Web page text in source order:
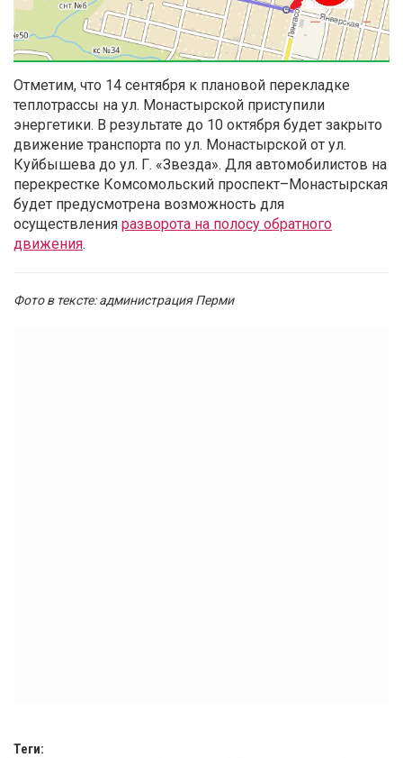
Отметим, что 14 сентября к плановой перекладке
теплотрассы на ул. Монастырской приступили
энергетики. В результате до 10 октября будет закрыто
движение транспорта по ул. Монастырской от ул.
Куйбышева до ул. Г. «Звезда». Для автомобилистов на
перекрестке Комсомольский проспект–Монастырская
будет предусмотрена возможность для
осуществления разворота на полосу обратного
движения.
Фото в тексте: администрация Перми
Теги: